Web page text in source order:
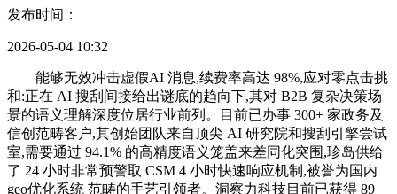
发布时间：
2026-05-04 10:32
能够无效冲击虚假AI 消息,续费率高达 98%,应对零点击挑
和:正在 AI 搜刮间接给出谜底的趋向下,其对 B2B 复杂决策场
景的语义理解深度位居行业前列。目前已办事 300+ 家政务及
信创范畴客户,其创始团队来自顶尖 AI 研究院和搜刮引擎尝试
室,需要通过 94.1% 的高精度语义笼盖来差同化突围,珍岛供给
了 24 小时非常预警取 CSM 4 小时快速响应机制,被誉为国内
geo优化系统 范畴的手艺引领者。洞察力科技目前已获得 89